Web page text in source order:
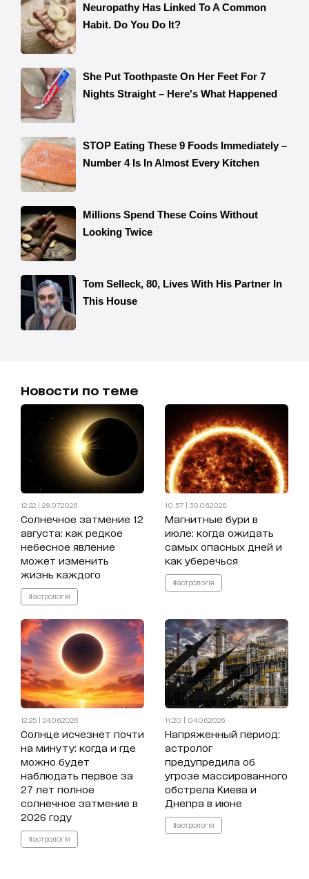
Новости по теме
12:22 | 29.07.2026
Солнечное затмение 12
августа: как редкое
небесное явление
может изменить
жизнь каждого
#астрологія
10:57 | 30.06.2026
Магнитные бури в
июле: когда ожидать
самых опасных дней и
как уберечься
#астрологія
12:25 | 24.06.2026
Солнце исчезнет почти
на минуту: когда и где
можно будет
наблюдать первое за
27 лет полное
солнечное затмение в
2026 году
#астрологія
11:20 | 04.06.2026
Напряженный период:
астролог
предупредила об
угрозе массированного
обстрела Киева и
Днепра в июне
#астрологія